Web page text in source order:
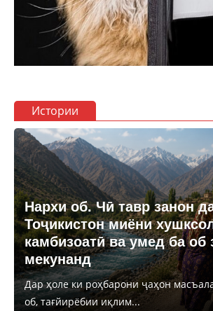
Истории
Нархи об. Чӣ тавр занон
Тоҷикистон миёни
камбизоатӣ ва умед ба об
мекунанд
Дар ҳоле ки роҳбарони ҷаҳон
об, тағйирёбии иқлим...